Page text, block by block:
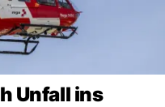
Unfall ins